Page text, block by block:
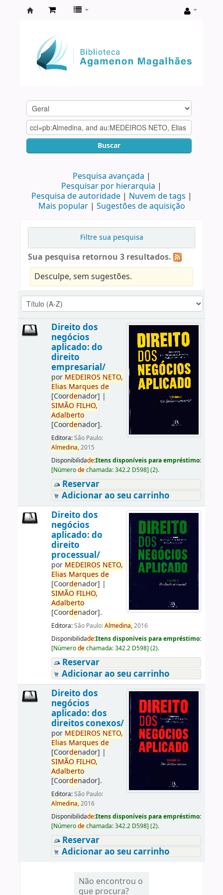
Agamenon
Magalhães
Buscar
Pesquisa avançada
Pesquisar por hierarquia
Pesquisa de autoridade
Nuvem de tags
Mais popular
Sugestões de aquisição
Filtre sua pesquisa
Sua pesquisa retornou 3 resultados.
Desculpe, sem sugestões.
Direito dos
negócios
aplicado: do
direito
empresarial/
por MEDEIROS NETO,
Elias Marques de
[Coordenador] |
SIMÃO FILHO,
Adalberto
[Coordenador].
Editora:São Paulo:
Almedina,2015
Disponibilidade:Itens disponíveis para empréstimo:
[Númerodechamada:342.2 D598] (2).
Reservar
Adicionar ao seu carrinho
Direito dos
negócios
aplicado: do
direito
processual/
por MEDEIROS NETO,
Elias Marques de
[Coordenador] |
SIMÃO FILHO,
Adalberto
[Coordenador].
Editora:São Paulo:Almedina,2016
Disponibilidade:Itens disponíveis para empréstimo:
[Númerodechamada:342.2 D598] (2).
Reservar
Adicionar ao seu carrinho
Direito dos
negócios
aplicado: dos
direitos conexos/
por MEDEIROS NETO,
Elias Marques de
[Coordenador] |
SIMÃO FILHO,
Adalberto
[Coordenador].
Editora:São Paulo:
Almedina,2016
Disponibilidade:Itens disponíveis para empréstimo:
[Númerodechamada:342.2 D598] (2).
Reservar
Adicionar ao seu carrinho
Não encontrou o
que procura?